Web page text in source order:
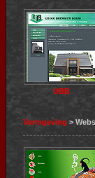
UBB
Vormgeving >